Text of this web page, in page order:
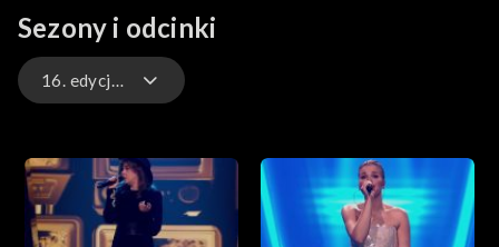
Sezony i odcinki
16. edycja – występy
16. edycja